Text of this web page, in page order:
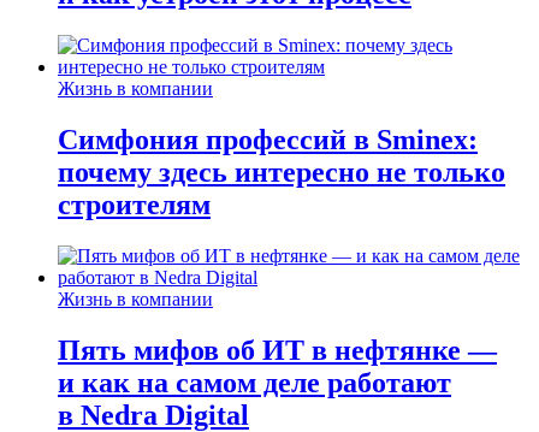
Жизнь в компании
Симфония профессий в Sminex:
почему здесь интересно не только
строителям
Жизнь в компании
Пять мифов об ИТ в нефтянке —
и как на самом деле работают
в Nedra Digital